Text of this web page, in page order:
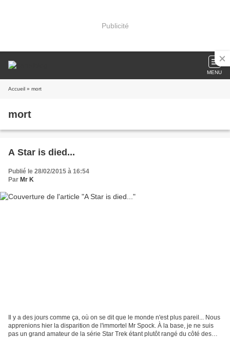
Publicité
MENU
Accueil » mort
mort
A Star is died...
Publié le 28/02/2015 à 16:54
Par Mr K
Il y a des jours comme ça, où on se dit que le monde n'est plus pareil... Nous
apprenions hier la disparition de l'immortel Mr Spock. À la base, je ne suis
pas un grand amateur de la série Star Trek étant plutôt rangé du côté des